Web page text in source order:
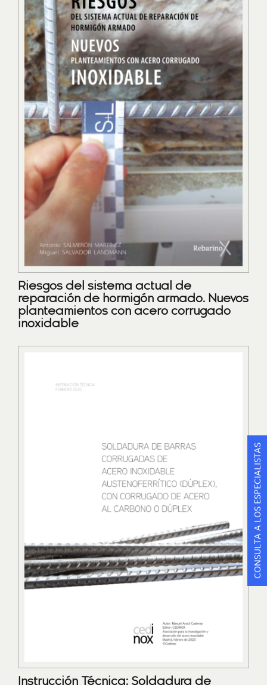
Riesgos del sistema actual de
reparación de hormigón armado. Nuevos
planteamientos con acero corrugado
inoxidable
Instrucción Técnica: Soldadura de
CONSULTA A LOS ESPECIALISTAS